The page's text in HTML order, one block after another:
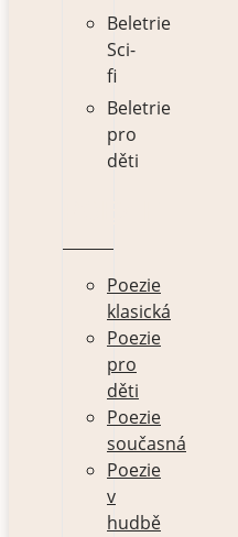
Beletrie
Sci-
fi
Beletrie
pro
děti
Poezie
klasická
Poezie
pro
děti
Poezie
současná
Poezie
v
hudbě